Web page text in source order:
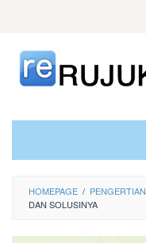
content
HOMEPAGE / PENGERTIAN
DAN SOLUSINYA